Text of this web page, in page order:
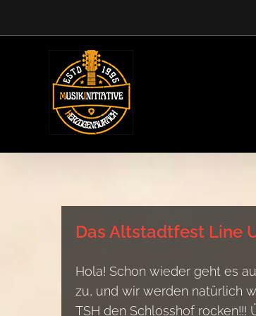
springen
Das Altstadtfest Line
Hola! Schon wieder geht es
zu, und wir werden natürlich
TSH den Schlosshof rocken!!!